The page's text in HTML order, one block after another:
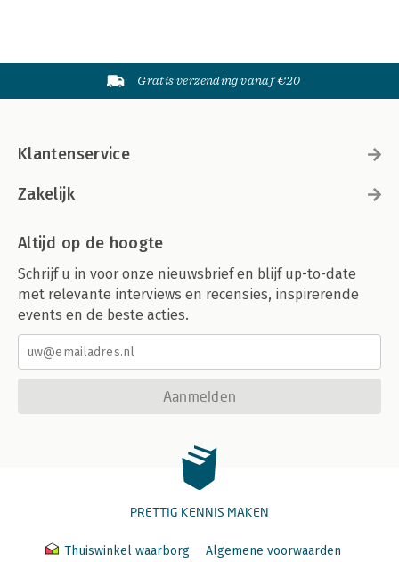
Gratis verzending vanaf €20
Klantenservice
Zakelijk
Altijd op de hoogte
Schrijf u in voor onze nieuwsbrief en blijf up-to-date
met relevante interviews en recensies, inspirerende
events en de beste acties.
Aanmelden
PRETTIG KENNIS MAKEN
Thuiswinkel waarborg Algemene voorwaarden